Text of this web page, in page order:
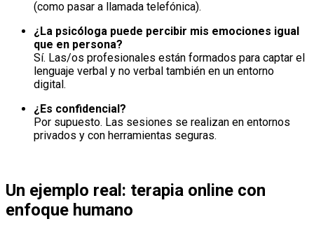
(como pasar a llamada telefónica).
¿La psicóloga puede percibir mis emociones igual
que en persona?
Sí. Las/os profesionales están formados para captar el
lenguaje verbal y no verbal también en un entorno
digital.
¿Es confidencial?
Por supuesto. Las sesiones se realizan en entornos
privados y con herramientas seguras.
Un ejemplo real: terapia online con
enfoque humano